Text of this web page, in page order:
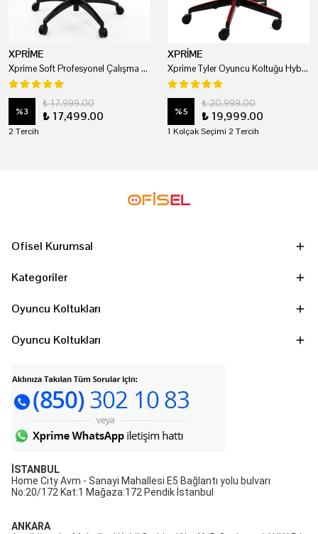
XPRİME
Xprime Soft Profesyonel Çalışma Ve Oyuncu Koltuğu
%3
₺ 17,999.00
₺ 17,499.00
2 Tercih
XPRİME
Xprime Tyler Oyuncu Koltuğu Hybrid Kumaş Kırmızı
%5
₺ 20,999.00
₺ 19,999.00
1 Kolçak Seçimi 2 Tercih
Ofisel Kurumsal
Kategoriler
Oyuncu Koltukları
Oyuncu Koltukları
İSTANBUL
Home City Avm - Sanayi Mahallesi E5 Bağlantı yolu bulvarı
No:20/172 Kat:1 Mağaza:172 Pendik İstanbul
ANKARA